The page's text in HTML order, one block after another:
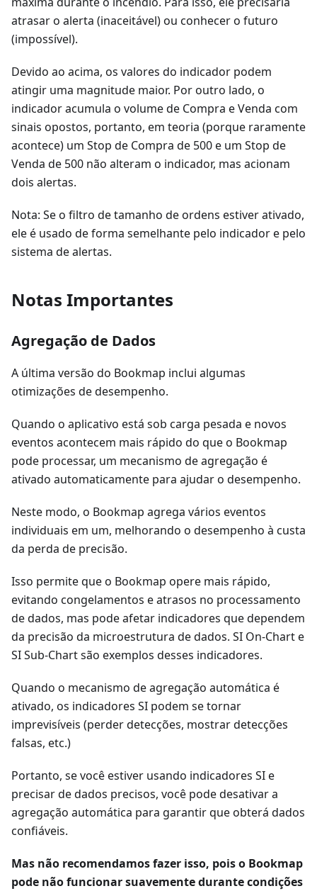
atrasar o alerta (inaceitável) ou conhecer o futuro
(impossível).
Devido ao acima, os valores do indicador podem
atingir uma magnitude maior. Por outro lado, o
indicador acumula o volume de Compra e Venda com
sinais opostos, portanto, em teoria (porque raramente
acontece) um Stop de Compra de 500 e um Stop de
Venda de 500 não alteram o indicador, mas acionam
dois alertas.
Nota: Se o filtro de tamanho de ordens estiver ativado,
ele é usado de forma semelhante pelo indicador e pelo
sistema de alertas.
Notas Importantes
Agregação de Dados
A última versão do Bookmap inclui algumas
otimizações de desempenho.
Quando o aplicativo está sob carga pesada e novos
eventos acontecem mais rápido do que o Bookmap
pode processar, um mecanismo de agregação é
ativado automaticamente para ajudar o desempenho.
Neste modo, o Bookmap agrega vários eventos
individuais em um, melhorando o desempenho à custa
da perda de precisão.
Isso permite que o Bookmap opere mais rápido,
evitando congelamentos e atrasos no processamento
de dados, mas pode afetar indicadores que dependem
da precisão da microestrutura de dados. SI On-Chart e
SI Sub-Chart são exemplos desses indicadores.
Quando o mecanismo de agregação automática é
ativado, os indicadores SI podem se tornar
imprevisíveis (perder detecções, mostrar detecções
falsas, etc.)
Portanto, se você estiver usando indicadores SI e
precisar de dados precisos, você pode desativar a
agregação automática para garantir que obterá dados
confiáveis.
Mas não recomendamos fazer isso, pois o Bookmap
pode não funcionar suavemente durante condições